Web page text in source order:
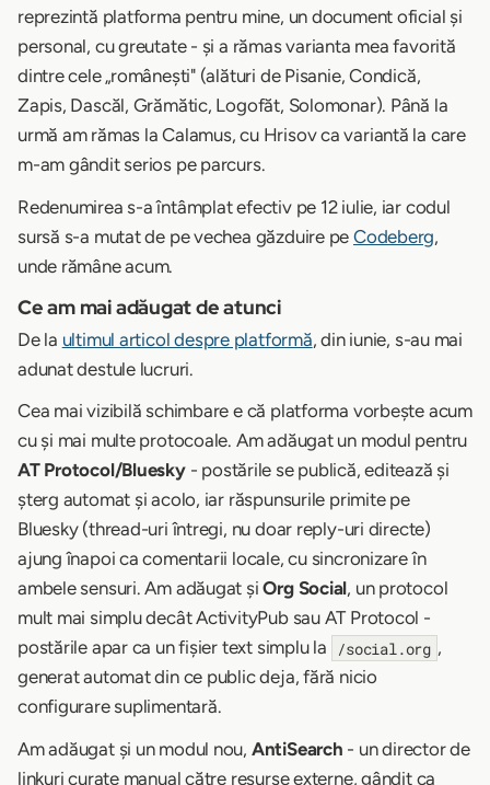
reprezintă platforma pentru mine, un document oficial și
personal, cu greutate - și a rămas varianta mea favorită
dintre cele „românești" (alături de Pisanie, Condică,
Zapis, Dascăl, Grămătic, Logofăt, Solomonar). Până la
urmă am rămas la Calamus, cu Hrisov ca variantă la care
m-am gândit serios pe parcurs.
Redenumirea s-a întâmplat efectiv pe 12 iulie, iar codul
sursă s-a mutat de pe vechea găzduire pe Codeberg,
unde rămâne acum.
Ce am mai adăugat de atunci
De la ultimul articol despre platformă, din iunie, s-au mai
adunat destule lucruri.
Cea mai vizibilă schimbare e că platforma vorbește acum
cu și mai multe protocoale. Am adăugat un modul pentru
AT Protocol/Bluesky- postările se publică, editează și
șterg automat și acolo, iar răspunsurile primite pe
Bluesky (thread-uri întregi, nu doar reply-uri directe)
ajung înapoi ca comentarii locale, cu sincronizare în
ambele sensuri. Am adăugat șiOrg Social, un protocol
mult mai simplu decât ActivityPub sau AT Protocol -
postările apar ca un fișier text simplu la
/social.org ,
generat automat din ce public deja, fără nicio
configurare suplimentară.
Am adăugat și un modul nou, AntiSearch - un director de
linkuri curate manual către resurse externe, gândit ca